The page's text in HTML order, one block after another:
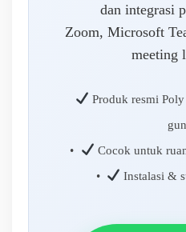
dan integrasi
Zoom, Microsoft
meeting
Produk resmi
•
Cocok untuk
•
Instalasi &